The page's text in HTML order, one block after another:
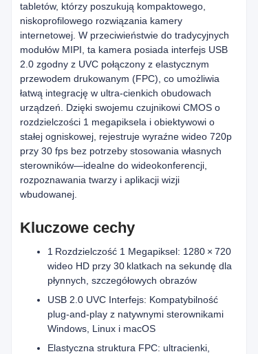
tabletów, którzy poszukują kompaktowego,
niskoprofilowego rozwiązania kamery
internetowej. W przeciwieństwie do tradycyjnych
modułów MIPI, ta kamera posiada interfejs USB
2.0 zgodny z UVC połączony z elastycznym
przewodem drukowanym (FPC), co umożliwia
łatwą integrację w ultra-cienkich obudowach
urządzeń. Dzięki swojemu czujnikowi CMOS o
rozdzielczości 1 megapiksela i obiektywowi o
stałej ogniskowej, rejestruje wyraźne wideo 720p
przy 30 fps bez potrzeby stosowania własnych
sterowników—idealne do wideokonferencji,
rozpoznawania twarzy i aplikacji wizji
wbudowanej.
Kluczowe cechy
1 Rozdzielczość 1 Megapiksel: 1280 × 720
wideo HD przy 30 klatkach na sekundę dla
płynnych, szczegółowych obrazów
USB 2.0 UVC Interfejs: Kompatybilność
plug‑and‑play z natywnymi sterownikami
Windows, Linux i macOS
Elastyczna struktura FPC: ultracienki,